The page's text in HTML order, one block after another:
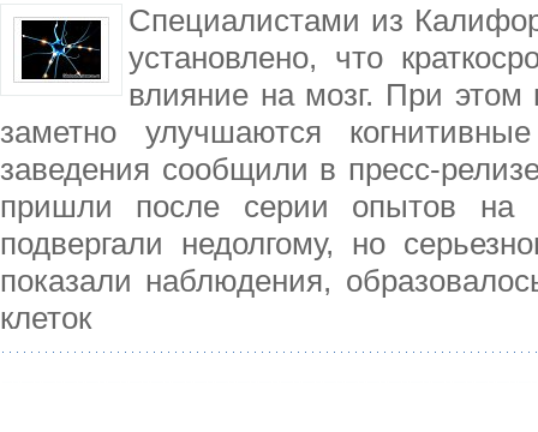
Специалистами из
установлено, что
влияние на мозг. При
заметно улучшаются
заведения сообщили в пресс-
пришли после серии опытов на
подвергали недолгому, но
показали наблюдения,
клеток